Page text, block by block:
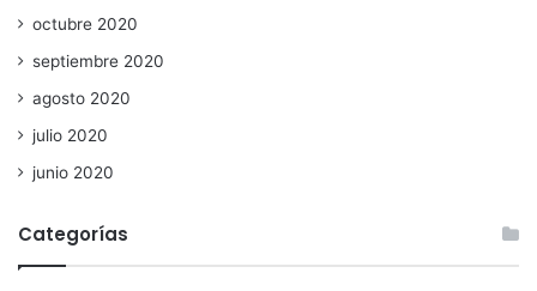
octubre 2020
septiembre 2020
agosto 2020
julio 2020
junio 2020
Categorías